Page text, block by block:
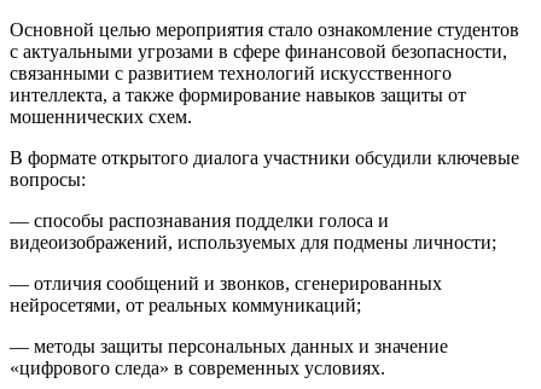
Основной целью мероприятия стало ознакомление студентов
с актуальными угрозами в сфере финансовой безопасности,
связанными с развитием технологий искусственного
интеллекта, а также формирование навыков защиты от
мошеннических схем.
В формате открытого диалога участники обсудили ключевые
вопросы:
— способы распознавания подделки голоса и
видеоизображений, используемых для подмены личности;
— отличия сообщений и звонков, сгенерированных
нейросетями, от реальных коммуникаций;
— методы защиты персональных данных и значение
«цифрового следа» в современных условиях.